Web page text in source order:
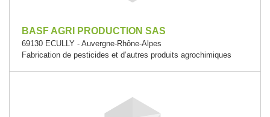
BASF AGRI PRODUCTION SAS
69130 ECULLY - Auvergne-Rhône-Alpes
Fabrication de pesticides et d’autres produits agrochimiques